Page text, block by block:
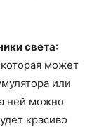
света:
может
или
ней можно
красиво